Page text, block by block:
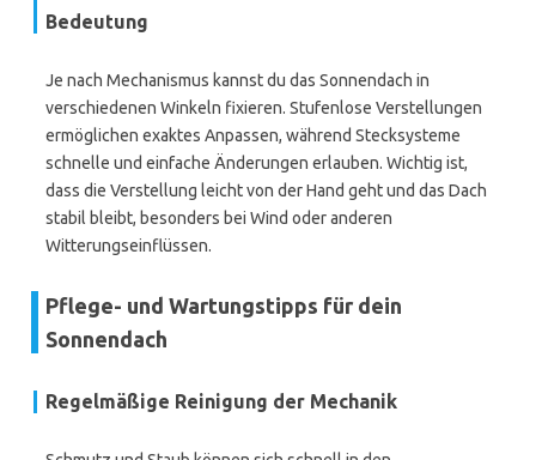
Bedeutung
Je nach Mechanismus kannst du das Sonnendach in
verschiedenen Winkeln fixieren. Stufenlose Verstellungen
ermöglichen exaktes Anpassen, während Stecksysteme
schnelle und einfache Änderungen erlauben. Wichtig ist,
dass die Verstellung leicht von der Hand geht und das Dach
stabil bleibt, besonders bei Wind oder anderen
Witterungseinflüssen.
Pflege- und Wartungstipps für dein
Sonnendach
Regelmäßige Reinigung der Mechanik